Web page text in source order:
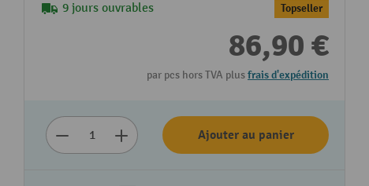
9 jours ouvrables Topseller
86,90 €
par pcs hors TVA plusfrais d'expédition
Ajouter au panier